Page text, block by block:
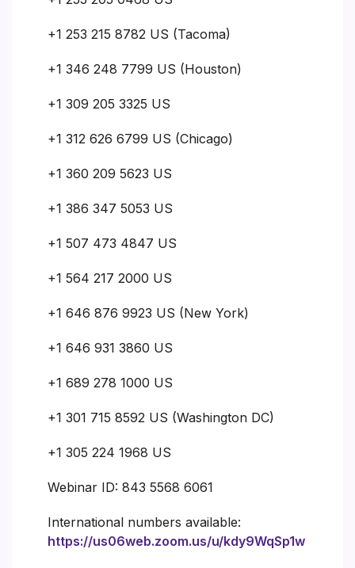
+1 253 215 8782 US (Tacoma)
+1 346 248 7799 US (Houston)
+1 309 205 3325 US
+1 312 626 6799 US (Chicago)
+1 360 209 5623 US
+1 386 347 5053 US
+1 507 473 4847 US
+1 564 217 2000 US
+1 646 876 9923 US (New York)
+1 646 931 3860 US
+1 689 278 1000 US
+1 301 715 8592 US (Washington DC)
+1 305 224 1968 US
Webinar ID: 843 5568 6061
International numbers available:
https://us06web.zoom.us/u/kdy9WqSp1w